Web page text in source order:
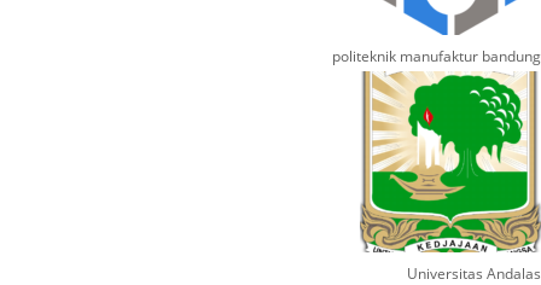
politeknik manufaktur bandung
Universitas Andalas